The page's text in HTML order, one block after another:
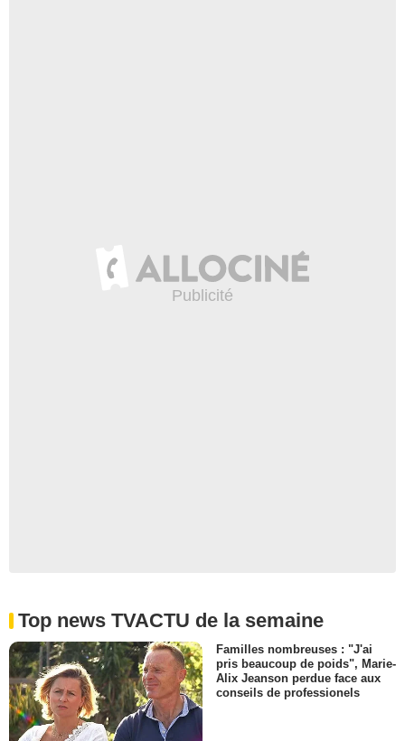
Top news TVACTU de la semaine
Familles nombreuses : "J'ai
pris beaucoup de poids", Marie-
Alix Jeanson perdue face aux
conseils de professionels